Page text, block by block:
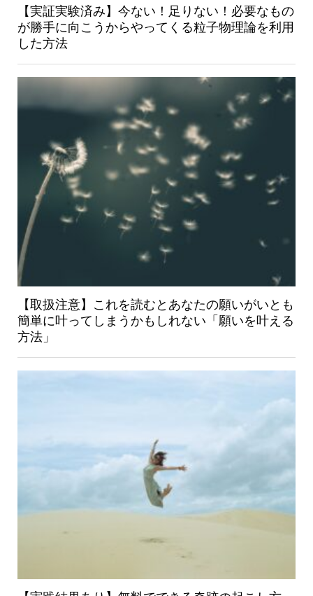
【実証実験済み】今ない！足りない！必要なもの
が勝手に向こうからやってくる粒子物理論を利用
した方法
【取扱注意】これを読むとあなたの願いがいとも
簡単に叶ってしまうかもしれない「願いを叶える
方法」